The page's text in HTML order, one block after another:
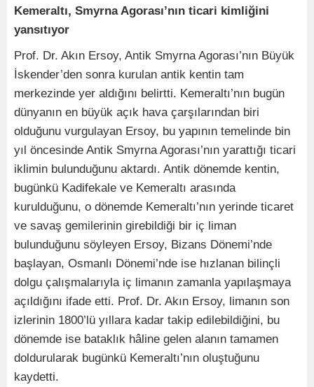
Kemeraltı, Smyrna Agorası’nın ticari kimliğini
yansıtıyor
Prof. Dr. Akın Ersoy, Antik Smyrna Agorası’nın Büyük
İskender’den sonra kurulan antik kentin tam
merkezinde yer aldığını belirtti. Kemeraltı’nın bugün
dünyanın en büyük açık hava çarşılarından biri
olduğunu vurgulayan Ersoy, bu yapının temelinde bin
yıl öncesinde Antik Smyrna Agorası’nın yarattığı ticari
iklimin bulunduğunu aktardı. Antik dönemde kentin,
bugünkü Kadifekale ve Kemeraltı arasında
kurulduğunu, o dönemde Kemeraltı’nın yerinde ticaret
ve savaş gemilerinin girebildiği bir iç liman
bulunduğunu söyleyen Ersoy, Bizans Dönemi’nde
başlayan, Osmanlı Dönemi’nde ise hızlanan bilinçli
dolgu çalışmalarıyla iç limanın zamanla yapılaşmaya
açıldığını ifade etti. Prof. Dr. Akın Ersoy, limanın son
izlerinin 1800’lü yıllara kadar takip edilebildiğini, bu
dönemde ise bataklık hâline gelen alanın tamamen
doldurularak bugünkü Kemeraltı’nın oluştuğunu
kaydetti.